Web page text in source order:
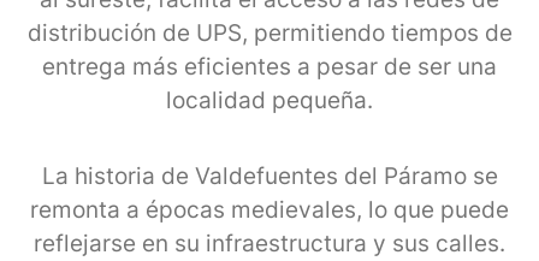
distribución de UPS, permitiendo tiempos de
entrega más eficientes a pesar de ser una
localidad pequeña.
La historia de Valdefuentes del Páramo se
remonta a épocas medievales, lo que puede
reflejarse en su infraestructura y sus calles.